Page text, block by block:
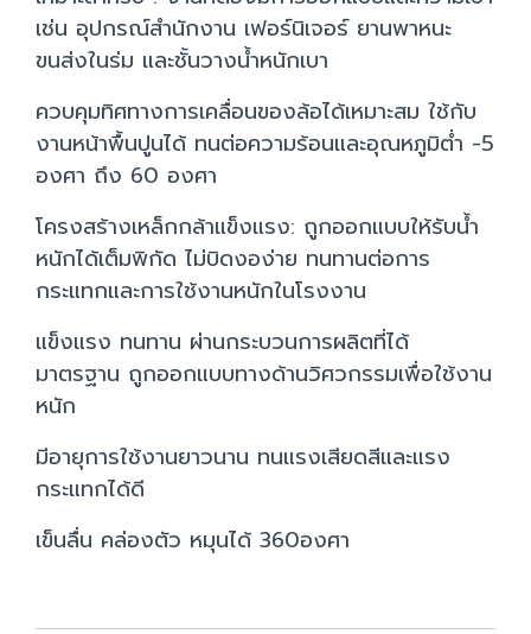
เช่น อุปกรณ์สำนักงาน เฟอร์นิเจอร์ ยานพาหนะ
ขนส่งในร่ม และชั้นวางน้ำหนักเบา
ควบคุมทิศทางการเคลื่อนของล้อได้เหมาะสม ใช้กับ
งานหน้าพื้นปูนได้ ทนต่อความร้อนและอุณหภูมิต่ำ -5
องศา ถึง 60 องศา
โครงสร้างเหล็กกล้าแข็งแรง: ถูกออกแบบให้รับน้ำ
หนักได้เต็มพิกัด ไม่บิดงอง่าย ทนทานต่อการ
กระแทกและการใช้งานหนักในโรงงาน
แข็งแรง ทนทาน ผ่านกระบวนการผลิตที่ได้
มาตรฐาน ถูกออกแบบทางด้านวิศวกรรมเพื่อใช้งาน
หนัก
มีอายุการใช้งานยาวนาน ทนแรงเสียดสีและแรง
กระแทกได้ดี
เข็นลื่น คล่องตัว หมุนได้ 360องศา